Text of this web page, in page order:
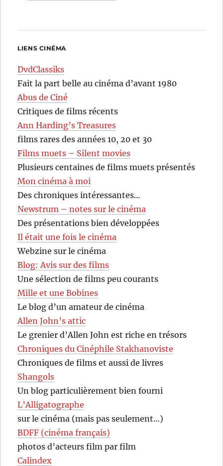
LIENS CINÉMA
DvdClassiks
Fait la part belle au cinéma d’avant 1980
Abus de Ciné
Critiques de films récents
Ann Harding’s Treasures
films rares des années 10, 20 et 30
Films muets – Silent movies
Plusieurs centaines de films muets présentés
Mon cinéma à moi
Des chroniques intéressantes…
Newstrum – notes sur le cinéma
Des présentations bien développées
Il était une fois le cinéma
Webzine sur le cinéma
Blog: Avis sur des films
Une sélection de films peu courants
Mille et une Bobines
Le blog d’un amateur de cinéma
Allen John’s attic
Le grenier d’Allen John est riche en trésors
Chroniques du Cinéphile Stakhanoviste
Chroniques de films et aussi de livres
Shangols
Un blog particulièrement bien fourni
L’Alligatographe
sur le cinéma (mais pas seulement…)
BDFF (cinéma français)
photos d’acteurs film par film
Calindex